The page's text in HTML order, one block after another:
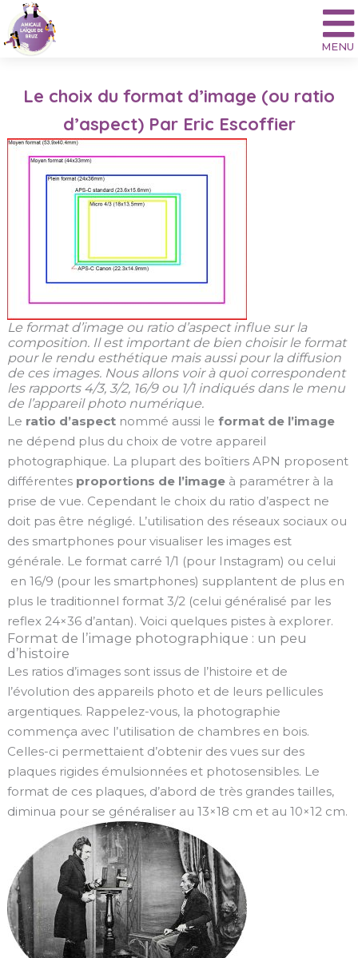
Aller
au
contenu
Le choix du format d’image (ou ratio
d’aspect) Par Eric Escoffier
Le format d’image ou ratio d’aspect influe sur la
composition. Il est important de bien choisir le format
pour le rendu esthétique mais aussi pour la diffusion
de ces images. Nous allons voir à quoi correspondent
les rapports 4/3, 3/2, 16/9 ou 1/1 indiqués dans le menu
de l’appareil photo numérique.
Le ratio d’aspectnommé aussi le format de l’image
ne dépend plus du choix de votre appareil
photographique. La plupart des boîtiers APN proposent
différentes proportions de l’imageà paramétrer à la
prise de vue. Cependant le choix du ratio d’aspect ne
doit pas être négligé. L’utilisation des réseaux sociaux ou
des smartphones pour visualiser les images est
générale. Le format carré 1/1 (pour Instagram) ou celui
en 16/9 (pour les smartphones) supplantent de plus en
plus le traditionnel format 3/2 (celui généralisé par les
reflex 24×36 d’antan). Voici quelques pistes à explorer.
Format de l’image photographique : un peu
d’histoire
Les ratios d’images sont issus de l’histoire et de
l’évolution des appareils photo et de leurs pellicules
argentiques. Rappelez-vous, la photographie
commença avec l’utilisation de chambres en bois.
Celles-ci permettaient d’obtenir des vues sur des
plaques rigides émulsionnées et photosensibles. Le
format de ces plaques, d’abord de très grandes tailles,
diminua pour se généraliser au 13×18 cm et au 10×12 cm.